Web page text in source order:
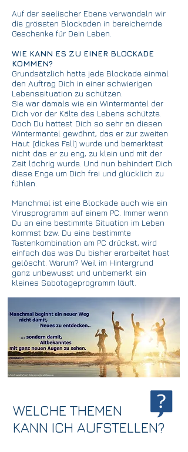
Auf der seelischer Ebene verwandeln wir
die grössten Blockaden in bereichernde
Geschenke für Dein Leben.
WIE KANN ES ZU EINER BLOCKADE
KOMMEN?
Grundsätzlich hatte jede Blockade einmal
den Auftrag Dich in einer schwierigen
Lebenssituation zu schützen.
Sie war damals wie ein Wintermantel der
Dich vor der Kälte des Lebens schützte.
Doch Du hattest Dich so sehr an diesen
Wintermantel gewöhnt, das er zur zweiten
Haut (dickes Fell) wurde und bemerktest
nicht das er zu eng, zu klein und mit der
Zeit löchrig wurde. Und nun behindert Dich
diese Enge um Dich frei und glücklich zu
fühlen.
Manchmal ist eine Blockade auch wie ein
Virusprogramm auf einem PC. Immer wenn
Du an eine bestimmte Situation im Leben
kommst bzw. Du eine bestimmte
Tastenkombination am PC drückst, wird
einfach das was Du bisher erarbeitet hast
gelöscht. Warum? Weil im Hintergrund
ganz unbewusst und unbemerkt ein
kleines Sabotageprogramm läuft.
WELCHE THEMEN
KANN ICH AUFSTELLEN?